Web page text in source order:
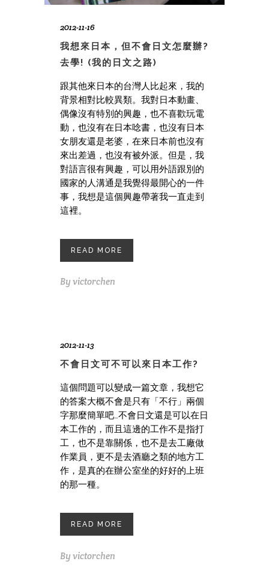
2012-11-16
我想來日本，但不會日文怎麼辦?
去學! (我的日文之路)
跟其他來日本的台灣人比起來，我的
背景相對比較異類。我對日本動畫、
偶像沒有特別的興趣，也不喜歡玩電
動，也沒有在日本唸書，也沒有日本
女朋友還是老婆，在來日本前也沒有
來出差過，也沒有被外派。但是，我
對語言很有興趣，可以用外語跟別的
國家的人溝通是我覺得最開心的一件
事，我想是這個興趣帶著我一直走到
這裡。
READ MORE
By victorchen
2012-11-13
不會日文可不可以來日本工作?
這個問題可以變成一篇文章，我想它
的答案大概不會是只有「不行」兩個
字那麼簡單吧…不會日文還是可以在日
本工作的，而且這邊的工作不是指打
工，也不是靠關係，也不是去工廠做
作業員，更不是去酒廳之類的地方工
作，是真的在辦公室坐的好好的上班
的那一種。
READ MORE
By victorchen